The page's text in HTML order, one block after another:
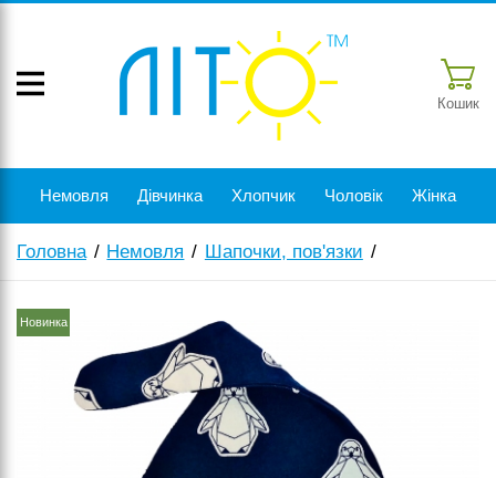
Кошик
Немовля Дівчинка Хлопчик Чоловік Жінка
Головна Немовля Шапочки, пов'язки
Новинка